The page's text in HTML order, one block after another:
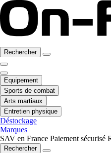
Rechercher
Equipement
Sports de combat
Arts martiaux
Entretien physique
Déstockage
Marques
SAV en France Paiement sécurisé
Rechercher